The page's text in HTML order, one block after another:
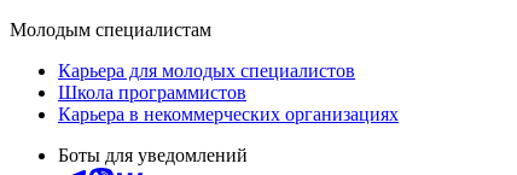
Молодым специалистам
Карьера для молодых специалистов
Школа программистов
Карьера в некоммерческих организациях
Боты для уведомлений